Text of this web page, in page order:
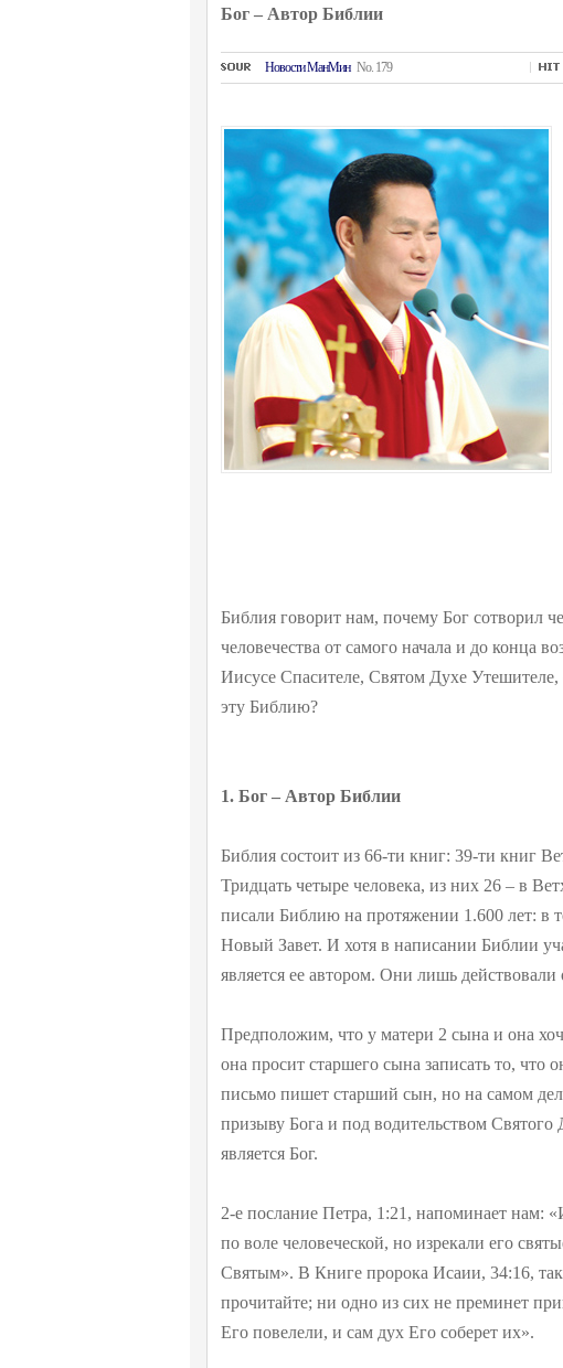
Бог – Автор Библии
Hовости MанMин No. 179
Библия говорит нам, почему Бог сотворил
человечества от самого начала и до конца
Иисусе Спасителе, Святом Духе Утешителе,
эту Библию?
1. Бог – Автор Библии
Библия состоит из 66-ти книг: 39-ти книг
Тридцать четыре человека, из них 26 – в
писали Библию на протяжении 1.600 лет: в
Новый Завет. И хотя в написании Библии
является ее автором. Они лишь
Предположим, что у матери 2 сына и она
она просит старшего сына записать то, что
письмо пишет старший сын, но на самом
призыву Бога и под водительством
является Бог.
2-е послание Петра, 1:21, напоминает нам:
по воле человеческой, но изрекали его
Святым». В Книге пророка Исаии, 34:16,
прочитайте; ни одно из сих не преминет
Его повелели, и сам дух Его соберет их».